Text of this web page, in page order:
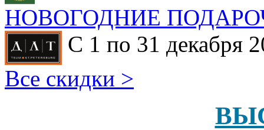
НОВОГОДНИЕ
С 1 по 31 декабря
Все скидки >